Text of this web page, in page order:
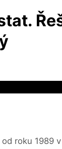
roku 1989